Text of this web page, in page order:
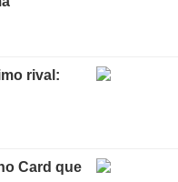
rival:
Card que